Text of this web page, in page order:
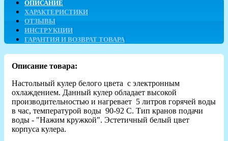
ОПИСАНИЕ
ХАРАКТЕРИСТИКИ
ОТЗЫВЫ
ИНСТРУКЦИИ
ГАРАНТИЯ И ВОЗВРАТ ТОВАРА
Описание товара:
Настольный кулер белого цвета с электронным
охлаждением. Данный кулер обладает высокой
производительностью и нагревает 5 литров горячей воды
в час, температурой воды 90-92 C. Тип кранов подачи
воды - "Нажим кружкой". Эстетичный белый цвет
корпуса кулера.